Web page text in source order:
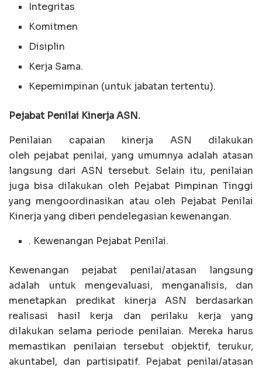
Integritas
Komitmen
Disiplin
Kerja Sama.
Kepemimpinan (untuk jabatan tertentu).
Pejabat Penilai Kinerja ASN.
Penilaian capaian kinerja ASN dilakukan
oleh pejabat penilai, yang umumnya adalah atasan
langsung dari ASN tersebut. Selain itu, penilaian
juga bisa dilakukan oleh Pejabat Pimpinan Tinggi
yang mengoordinasikan atau oleh Pejabat Penilai
Kinerja yang diberi pendelegasian kewenangan.
. Kewenangan Pejabat Penilai.
Kewenangan pejabat penilai/atasan langsung
adalah untuk mengevaluasi, menganalisis, dan
menetapkan predikat kinerja ASN berdasarkan
realisasi hasil kerja dan perilaku kerja yang
dilakukan selama periode penilaian. Mereka harus
memastikan penilaian tersebut objektif, terukur,
akuntabel, dan partisipatif. Pejabat penilai/atasan